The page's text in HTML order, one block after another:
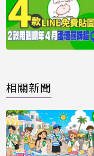
相關新聞